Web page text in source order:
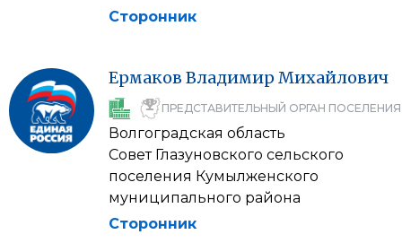
Сторонник
Ермаков Владимир Михайлович
ПРЕДСТАВИТЕЛЬНЫЙ ОРГАН ПОСЕЛЕНИЯ
Волгоградская область
Совет Глазуновского сельского
поселения Кумылженского
муниципального района
Сторонник